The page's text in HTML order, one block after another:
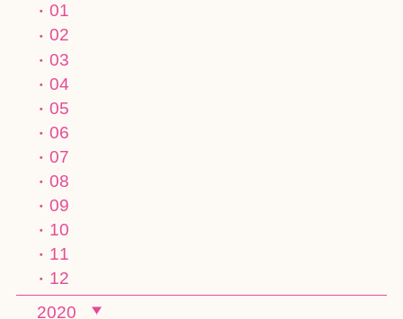
01
02
03
04
05
06
07
08
09
10
11
12
2020